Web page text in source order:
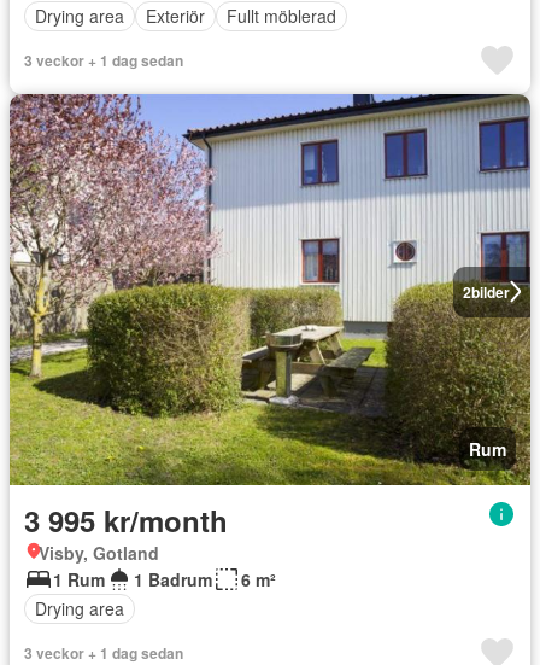
Drying area
Exteriör Fullt möblerad
3 veckor + 1 dag sedan
2bilder
Rum
3 995 kr/month
Visby, Gotland
1 Rum
1 Badrum
6 m²
Drying area
3 veckor + 1 dag sedan